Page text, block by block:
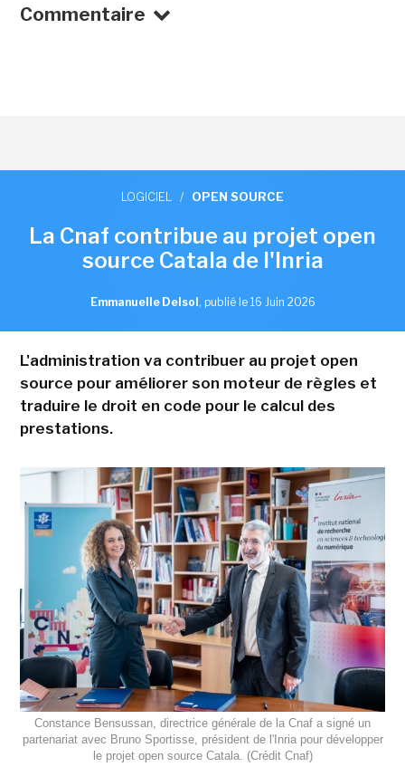
Commentaire
LOGICIEL / OPEN SOURCE
La Cnaf contribue au projet open
source Catala de l'Inria
Emmanuelle Delsol , publié le 16 Juin 2026
L'administration va contribuer au projet open
source pour améliorer son moteur de règles et
traduire le droit en code pour le calcul des
prestations.
Constance Bensussan, directrice générale de la Cnaf a signé un
partenariat avec Bruno Sportisse, président de l'Inria pour développer
le projet open source Catala. (Crédit Cnaf)